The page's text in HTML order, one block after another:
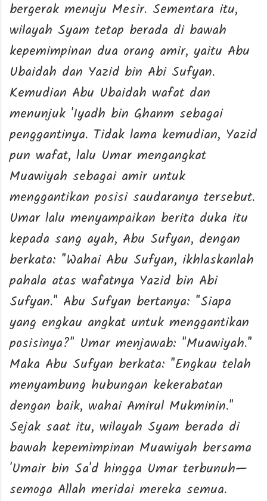
bergerak menuju Mesir. Sementara itu,
wilayah Syam tetap berada di bawah
kepemimpinan dua orang amir, yaitu Abu
Ubaidah dan Yazid bin Abi Sufyan.
Kemudian Abu Ubaidah wafat dan
menunjuk 'Iyadh bin Ghanm sebagai
penggantinya. Tidak lama kemudian, Yazid
pun wafat, lalu Umar mengangkat
Muawiyah sebagai amir untuk
menggantikan posisi saudaranya tersebut.
Umar lalu menyampaikan berita duka itu
kepada sang ayah, Abu Sufyan, dengan
berkata: "Wahai Abu Sufyan, ikhlaskanlah
pahala atas wafatnya Yazid bin Abi
Sufyan." Abu Sufyan bertanya: "Siapa
yang engkau angkat untuk menggantikan
posisinya?" Umar menjawab: "Muawiyah."
Maka Abu Sufyan berkata: "Engkau telah
menyambung hubungan kekerabatan
dengan baik, wahai Amirul Mukminin."
Sejak saat itu, wilayah Syam berada di
bawah kepemimpinan Muawiyah bersama
'Umair bin Sa'd hingga Umar terbunuh—
semoga Allah meridai mereka semua.